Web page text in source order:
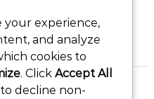
S
your experience,
and analyze
cookies to
. Click Accept All
to decline non-